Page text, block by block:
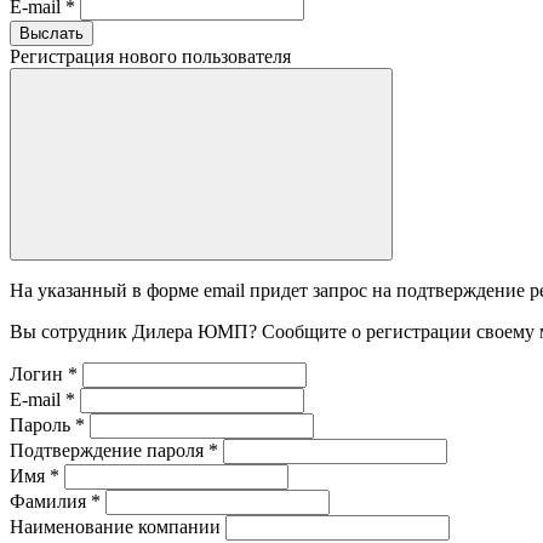
E-mail *
Выслать
Регистрация нового пользователя
На указанный в форме email придет запрос на подтверждение
Вы сотрудник Дилера ЮМП? Сообщите о регистрации своему
Логин *
E-mail *
Пароль *
Подтверждение пароля *
Имя *
Фамилия *
Наименование компании